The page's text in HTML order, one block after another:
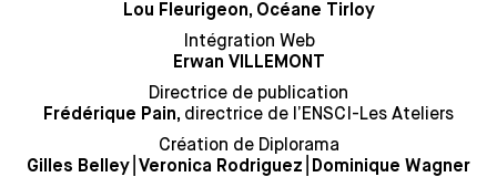
Lou Fleurigeon, Océane Tirloy
Intégration Web
Erwan VILLEMONT
Directrice de publication
Frédérique Pain, directrice de l’ENSCI-Les Ateliers
Création de Diplorama
Gilles Belley Veronica Rodriguez Dominique Wagner